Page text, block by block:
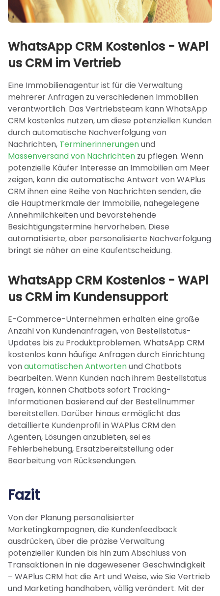
WhatsApp CRM Kostenlos - WAPl
us CRM im Vertrieb
Eine Immobilienagentur ist für die Verwaltung
mehrerer Anfragen zu verschiedenen Immobilien
verantwortlich. Das Vertriebsteam kann WhatsApp
CRM kostenlos nutzen, um diese potenziellen Kunden
durch automatische Nachverfolgung von
Nachrichten, Terminerinnerungenund
Massenversand von Nachrichten zu pflegen. Wenn
potenzielle Käufer Interesse an Immobilien am Meer
zeigen, kann die automatische Antwort von WAPlus
CRM ihnen eine Reihe von Nachrichten senden, die
die Hauptmerkmale der Immobilie, nahegelegene
Annehmlichkeiten und bevorstehende
Besichtigungstermine hervorheben. Diese
automatisierte, aber personalisierte Nachverfolgung
bringt sie näher an eine Kaufentscheidung.
WhatsApp CRM Kostenlos - WAPl
us CRM im Kundensupport
E-Commerce-Unternehmen erhalten eine große
Anzahl von Kundenanfragen, von Bestellstatus-
Updates bis zu Produktproblemen. WhatsApp CRM
kostenlos kann häufige Anfragen durch Einrichtung
vonautomatischen Antwortenund Chatbots
bearbeiten. Wenn Kunden nach ihrem Bestellstatus
fragen, können Chatbots sofort Tracking-
Informationen basierend auf der Bestellnummer
bereitstellen. Darüber hinaus ermöglicht das
detaillierte Kundenprofil in WAPlus CRM den
Agenten, Lösungen anzubieten, sei es
Fehlerbehebung, Ersatzbereitstellung oder
Bearbeitung von Rücksendungen.
Fazit
Von der Planung personalisierter
Marketingkampagnen, die Kundenfeedback
ausdrücken, über die präzise Verwaltung
potenzieller Kunden bis hin zum Abschluss von
Transaktionen in nie dagewesener Geschwindigkeit
– WAPlus CRM hat die Art und Weise, wie Sie Vertrieb
und Marketing handhaben, völlig verändert. Mit der